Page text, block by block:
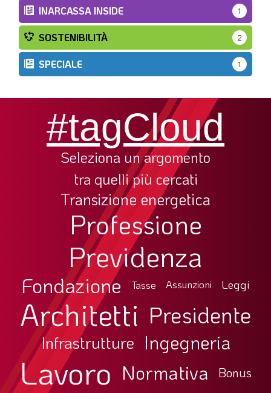
INARCASSA INSIDE 1
SOSTENIBILITÀ 2
SPECIALE 1
#tagCloud
Seleziona un argomento
tra quelli più cercati
Transizione energetica
Professione
Previdenza
Fondazione Tasse Assunzioni Leggi
Architetti Presidente
Infrastrutture Ingegneria
Lavoro Normativa Bonus